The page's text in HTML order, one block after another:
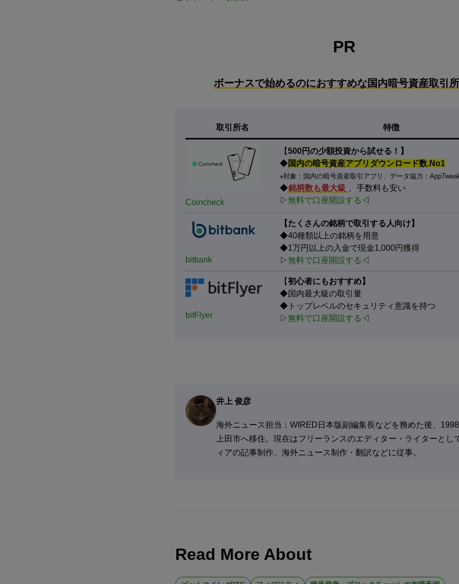
PR
ボーナスで始めるのにおすすめな国内暗号資産取引
取引所名 特徴
Coincheck
【500円の少額投資から試せる！】
◆国内の暗号資産アプリダウンロード数.No1
※対象：国内の暗号資産取引アプリ、データ協力：
◆銘柄数も最大級
、手数料も安い
▷無料で口座開設する ◁
bitbank
【たくさんの銘柄で取引する人向け】
◆40種類以上の銘柄を用意
◆1万円以上の入金で現金1,000円獲得
▷無料で口座開設する ◁
bitFlyer
【初心者にもおすすめ】
◆国内最大級の取引量
◆トップレベルのセキュリティ意識を持つ
▷無料で口座開設する ◁
井上 俊彦
海外ニュース担当：WIRED日本版副編集長などを務めた後、
上田市へ移住。現在はフリーランスのエディター・ライターとし
ィアの記事制作、海外ニュース制作・翻訳などに従事。
Read More About